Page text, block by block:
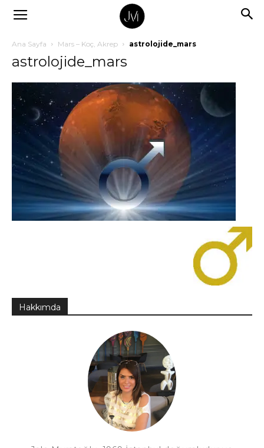
Ana Sayfa Mars – Koç, Akrep astrolojide_mars
astrolojide_mars
Hakkımda